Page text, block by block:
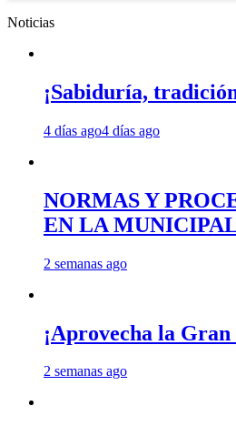
Noticias
¡Sabiduría,
4 días ago4 días ago
NORMAS Y
EN LA
2 semanas ago
¡Aprovecha la
2 semanas ago